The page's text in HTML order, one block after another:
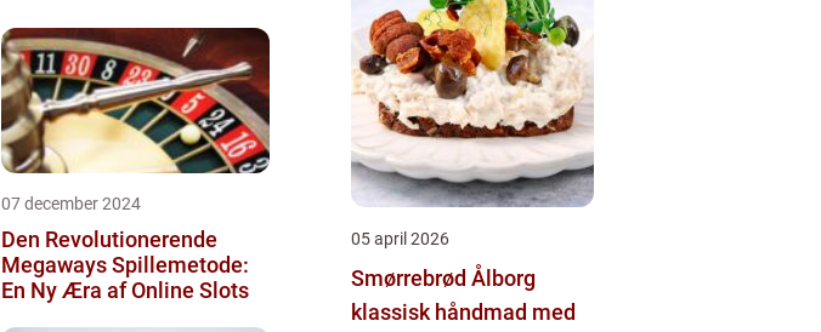
07 december 2024
Den Revolutionerende
Megaways Spillemetode:
En Ny Æra af Online Slots
05 april 2026
Smørrebrød Ålborg
klassisk håndmad med